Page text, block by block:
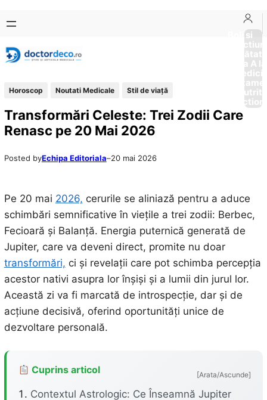
conținut
content
Boli si
Afectiuni
Sănătate
de la A
Horoscop Noutati Medicale Stil de viaţă
Transformări Celeste: Trei Zodii Care
Renasc pe 20 Mai 2026
Posted byEchipa Editoriala–20 mai 2026
Pe 20 mai 2026, cerurile se aliniază pentru a aduce
schimbări semnificative în viețile a trei zodii: Berbec,
Fecioară și Balanță. Energia puternică generată de
Jupiter, care va deveni direct, promite nu doar
transformări, ci și revelații care pot schimba percepția
acestor nativi asupra lor înșiși și a lumii din jurul lor.
Această zi va fi marcată de introspecție, dar și de
acțiune decisivă, oferind oportunități unice de
dezvoltare personală.
Cuprins articol [Arata/Ascunde]
Contextul Astrologic: Ce Înseamnă Jupiter